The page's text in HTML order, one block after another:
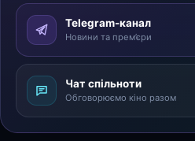
Telegram-канал
Новини та прем’єри
Чат спільноти
Обговорюємо кіно разом